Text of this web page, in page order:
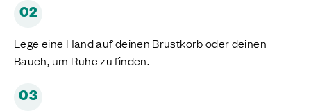
02
Lege eine Hand auf deinen Brustkorb oder deinen
Bauch, um Ruhe zu finden.
03